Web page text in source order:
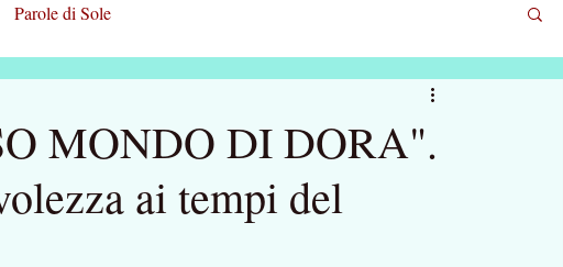
Parole di Sole
MONDO DI DORA".
ai tempi del